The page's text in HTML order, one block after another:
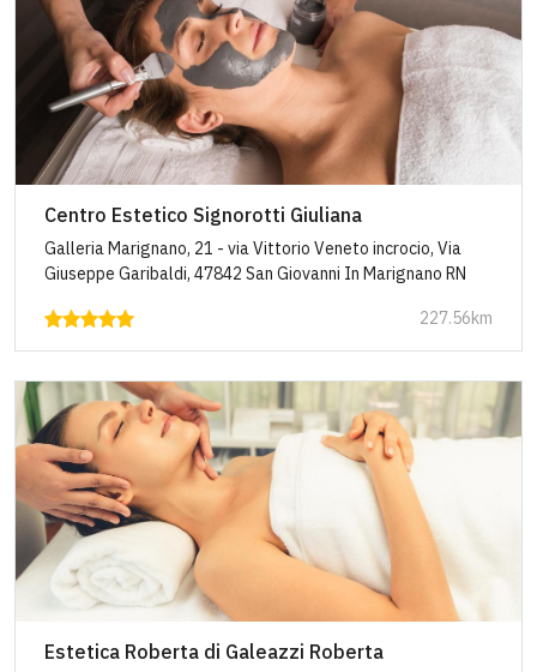
Centro Estetico Signorotti Giuliana
Galleria Marignano, 21 - via Vittorio Veneto incrocio, Via
Giuseppe Garibaldi, 47842 San Giovanni In Marignano RN
227.56km
Estetica Roberta di Galeazzi Roberta